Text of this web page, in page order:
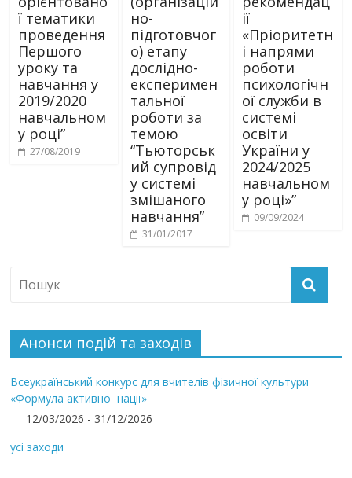
ї тематики
проведення
Першого
уроку та
навчання у
2019/2020
навчальном
у році”
27/08/2019
но-
підготовчог
о) етапу
дослідно-
експеримен
тальної
роботи за
темою
“Тьюторськ
ий супровід
у системі
змішаного
навчання”
31/01/2017
ії
«Пріоритетн
і напрями
роботи
психологічн
ої служби в
системі
освіти
України у
2024/2025
навчальном
у році»”
09/09/2024
Анонси подій та заходів
Всеукраїнський конкурс для вчителів фізичної культури
«Формула активної нації»
12/03/2026 - 31/12/2026
усі заходи